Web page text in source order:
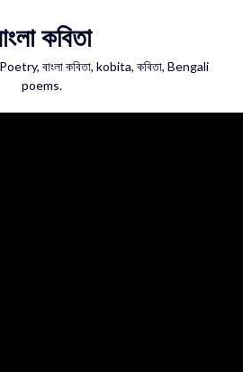
কবিতা
বাংলা কবিতা, kobita, কবিতা, Bengali
poems.